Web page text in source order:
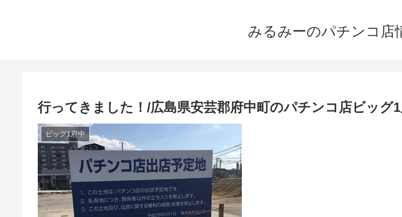
みるみーのパチンコ店
行ってきました！/広島県安芸郡府中町のパチンコ店ビッグ
ビッグ1府中